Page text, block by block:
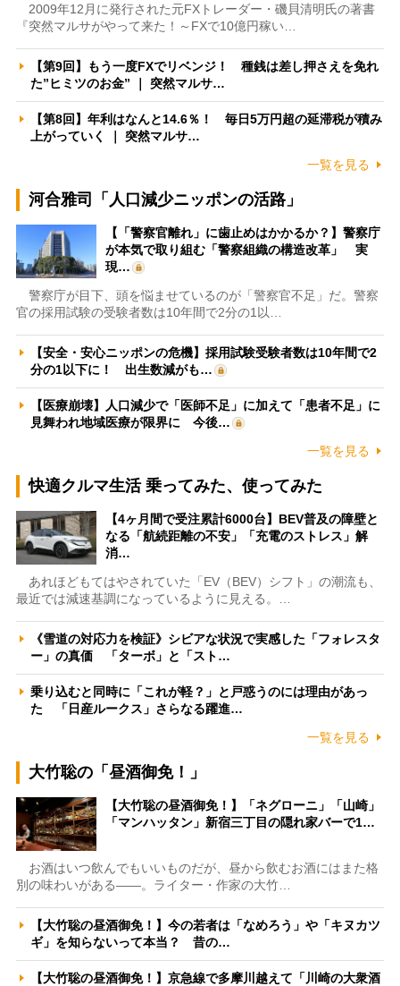
2009年12月に発行された元FXトレーダー・磯貝清明氏の著書
『突然マルサがやって来た！～FXで10億円稼い…
【第9回】もう一度FXでリベンジ！ 種銭は差し押さえを免れ
た”ヒミツのお金” ｜ 突然マルサ…
【第8回】年利はなんと14.6％！ 毎日5万円超の延滞税が積み
上がっていく ｜ 突然マルサ…
一覧を見る
河合雅司「人口減少ニッポンの活路」
【「警察官離れ」に歯止めはかかるか？】警察庁
が本気で取り組む「警察組織の構造改革」 実
現…
警察庁が目下、頭を悩ませているのが「警察官不足」だ。警察
官の採用試験の受験者数は10年間で2分の1以…
【安全・安心ニッポンの危機】採用試験受験者数は10年間で2
分の1以下に！ 出生数減がも…
【医療崩壊】人口減少で「医師不足」に加えて「患者不足」に
見舞われ地域医療が限界に 今後…
一覧を見る
快適クルマ生活 乗ってみた、使ってみた
【4ヶ月間で受注累計6000台】BEV普及の障壁と
なる「航続距離の不安」「充電のストレス」解
消…
あれほどもてはやされていた「EV（BEV）シフト」の潮流も、
最近では減速基調になっているように見える。…
《雪道の対応力を検証》シビアな状況で実感した「フォレスタ
ー」の真価 「ターボ」と「スト…
乗り込むと同時に「これが軽？」と戸惑うのには理由があっ
た 「日産ルークス」さらなる躍進…
一覧を見る
大竹聡の「昼酒御免！」
【大竹聡の昼酒御免！】「ネグローニ」「山崎」
「マンハッタン」新宿三丁目の隠れ家バーで1…
お酒はいつ飲んでもいいものだが、昼から飲むお酒にはまた格
別の味わいがある――。ライター・作家の大竹…
【大竹聡の昼酒御免！】今の若者は「なめろう」や「キヌカツ
ギ」を知らないって本当？ 昔の…
【大竹聡の昼酒御免！】京急線で多摩川越えて「川崎の大衆酒